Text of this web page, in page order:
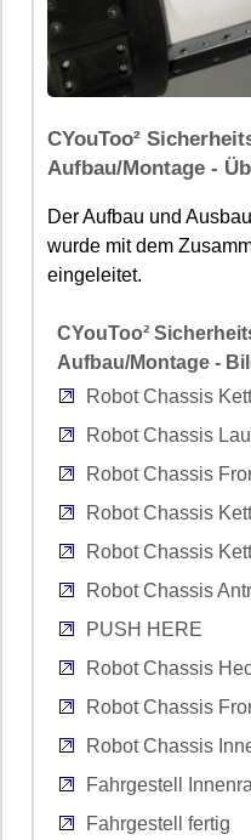
CYouToo²
Aufbau/Montage -
Der Aufbau und
wurde mit dem
eingeleitet.
CYouToo²
Aufbau/Montage -
Robot Chassis
Robot Chassis
Robot Chassis
Robot Chassis
Robot Chassis
Robot Chassis
PUSH HERE
Robot Chassis
Robot Chassis
Robot Chassis
Fahrgestell
Fahrgestell fertig